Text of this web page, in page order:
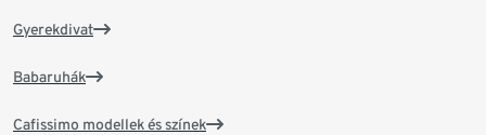
Gyerekdivat
Babaruhák
Cafissimo modellek és színek